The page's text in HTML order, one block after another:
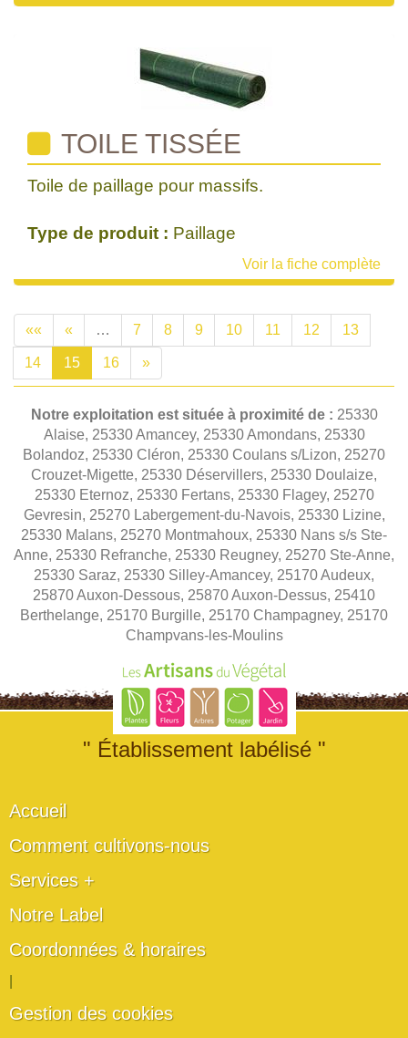
TOILE TISSÉE
Toile de paillage pour massifs.
Type de produit : Paillage
Voir la fiche complète
«« « … 7 8 9 10 11 12 13
14 15 16 »
Notre exploitation est située à proximité de : 25330
Alaise, 25330 Amancey, 25330 Amondans, 25330
Bolandoz, 25330 Cléron, 25330 Coulans s/Lizon, 25270
Crouzet-Migette, 25330 Déservillers, 25330 Doulaize,
25330 Eternoz, 25330 Fertans, 25330 Flagey, 25270
Gevresin, 25270 Labergement-du-Navois, 25330 Lizine,
25330 Malans, 25270 Montmahoux, 25330 Nans s/s Ste-
Anne, 25330 Refranche, 25330 Reugney, 25270 Ste-Anne,
25330 Saraz, 25330 Silley-Amancey, 25170 Audeux,
25870 Auxon-Dessous, 25870 Auxon-Dessus, 25410
Berthelange, 25170 Burgille, 25170 Champagney, 25170
Champvans-les-Moulins
" Établissement labélisé "
Accueil
Comment cultivons-nous
Services +
Notre Label
Coordonnées & horaires
Gestion des cookies